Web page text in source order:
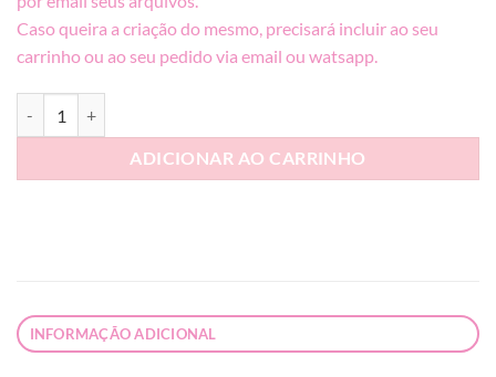
Caso queira a criação do mesmo, precisará incluir ao seu
carrinho ou ao seu pedido via email ou watsapp.
ADICIONAR AO CARRINHO
INFORMAÇÃO ADICIONAL